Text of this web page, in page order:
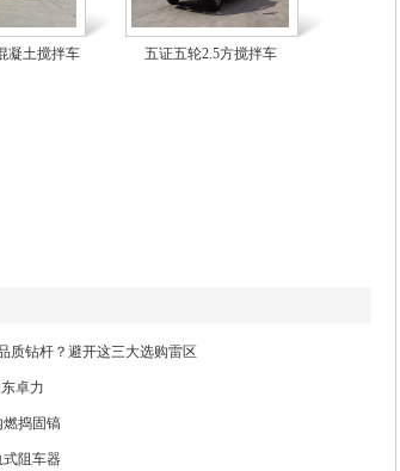
凝土搅拌车 五证五轮2.5方搅拌车
质钻杆？避开这三大选购雷区
卓力
捣固镐
式阻车器